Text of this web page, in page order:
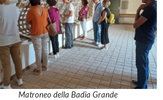
Matroneo della Badia Grande